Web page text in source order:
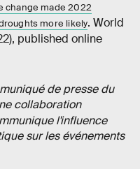
change made 2022
more likely. World
published online
de presse du
collaboration
l'influence
sur les événements